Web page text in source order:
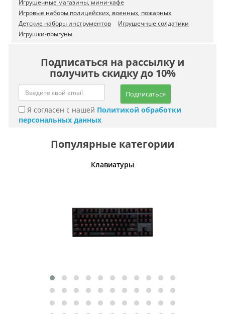
Игрушечные магазины, мини-кафе
Игровые наборы полицейских, военных, пожарных
Детские наборы инструментов
Игрушечные солдатики
Игрушки-прыгуны
Подписаться на рассылку и
получить скидку до 10%
Подписаться
Я согласен с нашей Политикой обработки
персональных данных
Популярные категории
Клавиатуры